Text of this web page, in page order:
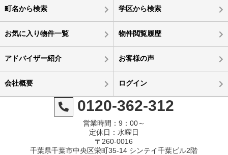
町名から検索 学区から検索
お気に入り物件一覧 物件閲覧履歴
アドバイザー紹介 お客様の声
会社概要 ログイン
0120-362-312
営業時間：9：00～
定休日：水曜日
〒260-0016
千葉県千葉市中央区栄町35-14 シンテイ千葉ビル2階